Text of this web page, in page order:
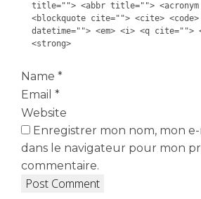
title=""> <abbr title="">
<blockquote cite=""> <cite>
datetime=""> <em> <i> <q cite="">
<strong>
Name *
Email *
Website
Enregistrer mon nom, mon
dans le navigateur pour mon
commentaire.